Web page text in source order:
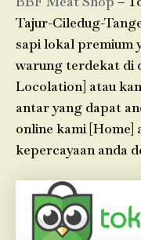
Tajur-Ciledug-
sapi lokal premium
warung terdekat di
Locolation] atau
antar yang dapat
online kami [Home]
kepercayaan anda